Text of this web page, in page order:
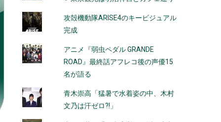
攻殻機動隊ARISE4のキービジュアル
完成
アニメ『弱虫ペダル GRANDE
ROAD』最終話アフレコ後の声優15
名が語る
青木崇高「猛暑で水着姿の中、木村
文乃は汗ゼロ?!」